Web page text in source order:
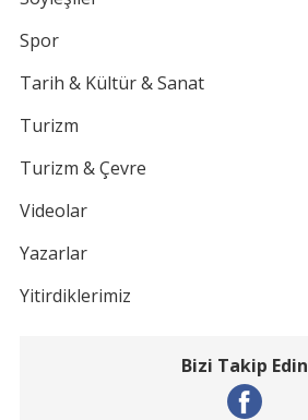
Spor
Tarih & Kültür & Sanat
Turizm
Turizm & Çevre
Videolar
Yazarlar
Yitirdiklerimiz
Bizi Takip Edin